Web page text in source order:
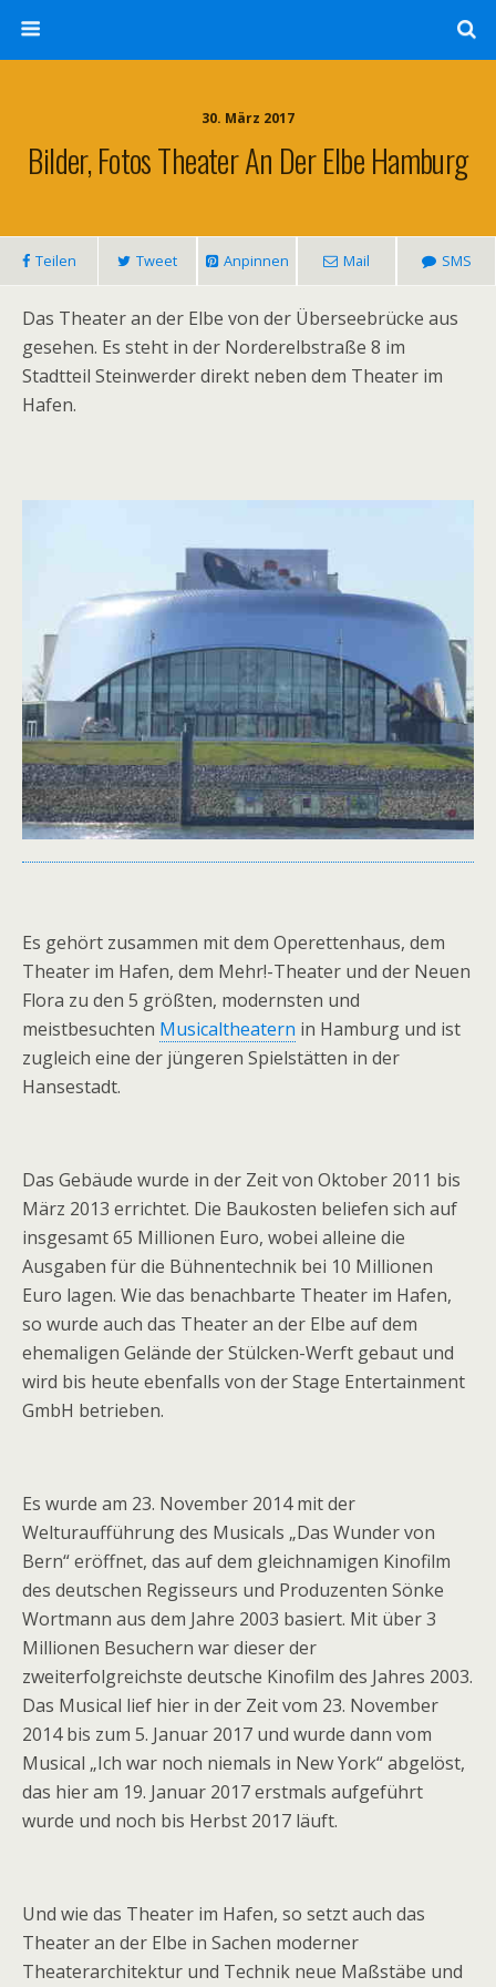
30. März 2017
Bilder, Fotos Theater An Der Elbe Hamburg
Teilen Tweet Anpinnen Mail SMS
Das Theater an der Elbe von der Überseebrücke aus
gesehen. Es steht in der Norderelbstraße 8 im
Stadtteil Steinwerder direkt neben dem Theater im
Hafen.
Es gehört zusammen mit dem Operettenhaus, dem
Theater im Hafen, dem Mehr!-Theater und der Neuen
Flora zu den 5 größten, modernsten und
meistbesuchten Musicaltheatern in Hamburg und ist
zugleich eine der jüngeren Spielstätten in der
Hansestadt.
Das Gebäude wurde in der Zeit von Oktober 2011 bis
März 2013 errichtet. Die Baukosten beliefen sich auf
insgesamt 65 Millionen Euro, wobei alleine die
Ausgaben für die Bühnentechnik bei 10 Millionen
Euro lagen. Wie das benachbarte Theater im Hafen,
so wurde auch das Theater an der Elbe auf dem
ehemaligen Gelände der Stülcken-Werft gebaut und
wird bis heute ebenfalls von der Stage Entertainment
GmbH betrieben.
Es wurde am 23. November 2014 mit der
Welturaufführung des Musicals „Das Wunder von
Bern“ eröffnet, das auf dem gleichnamigen Kinofilm
des deutschen Regisseurs und Produzenten Sönke
Wortmann aus dem Jahre 2003 basiert. Mit über 3
Millionen Besuchern war dieser der
zweiterfolgreichste deutsche Kinofilm des Jahres 2003.
Das Musical lief hier in der Zeit vom 23. November
2014 bis zum 5. Januar 2017 und wurde dann vom
Musical „Ich war noch niemals in New York“ abgelöst,
das hier am 19. Januar 2017 erstmals aufgeführt
wurde und noch bis Herbst 2017 läuft.
Und wie das Theater im Hafen, so setzt auch das
Theater an der Elbe in Sachen moderner
Theaterarchitektur und Technik neue Maßstäbe und